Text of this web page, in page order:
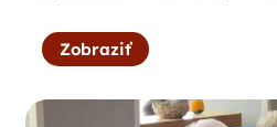
Zobraziť